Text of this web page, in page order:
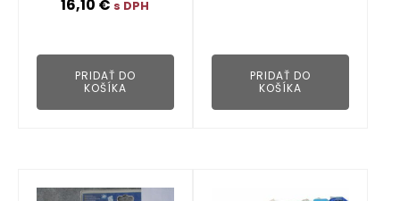
16,10 € s DPH
PRIDAŤ DO
KOŠÍKA
PRIDAŤ DO
KOŠÍKA